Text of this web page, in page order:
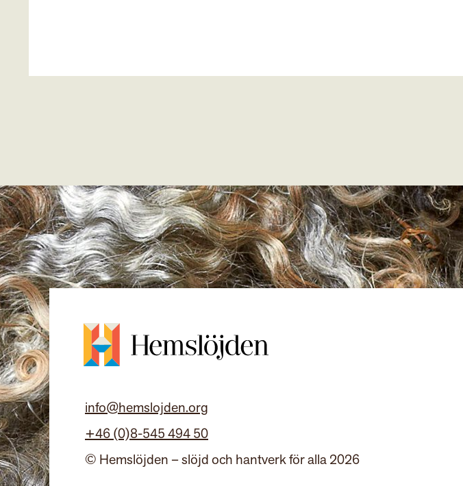
info@hemslojden.org
+46 (0)8-545 494 50
© Hemslöjden – slöjd och hantverk för alla 2026